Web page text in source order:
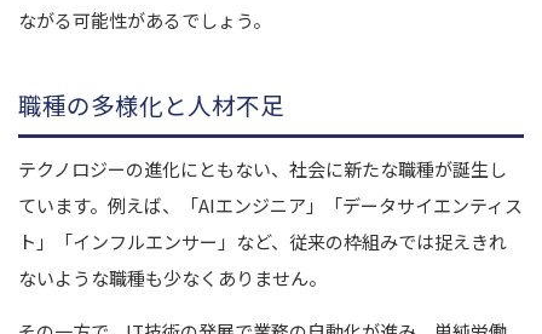
ながる可能性があるでしょう。
職種の多様化と人材不足
テクノロジーの進化にともない、社会に新たな職種が誕生し
ています。例えば、「AIエンジニア」「データサイエンティス
ト」「インフルエンサー」など、従来の枠組みでは捉えきれ
ないような職種も少なくありません。